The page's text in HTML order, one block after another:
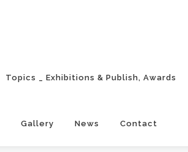
Topics _ Exhibitions & Publish, Awards
Gallery News Contact